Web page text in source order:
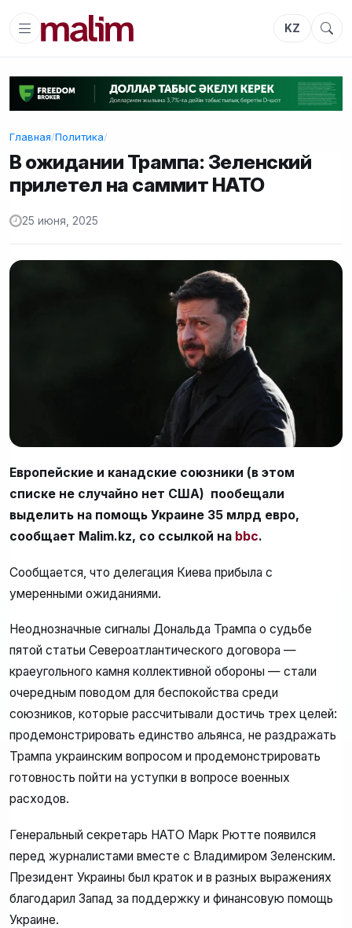
KZ
Главная/Политика/
В ожидании Трампа: Зеленский
прилетел на саммит НАТО
25 июня, 2025
Европейские и канадские союзники (в этом
списке не случайно нет США) пообещали
выделить на помощь Украине 35 млрд евро,
сообщает Malim.kz, со ссылкой на bbc.
Сообщается, что делегация Киева прибыла с
умеренными ожиданиями.
Неоднозначные сигналы Дональда Трампа о судьбе
пятой статьи Североатлантического договора —
краеугольного камня коллективной обороны — стали
очередным поводом для беспокойства среди
союзников, которые рассчитывали достичь трех целей:
продемонстрировать единство альянса, не раздражать
Трампа украинским вопросом и продемонстрировать
готовность пойти на уступки в вопросе военных
расходов.
Генеральный секретарь НАТО Марк Рютте появился
перед журналистами вместе с Владимиром Зеленским.
Президент Украины был краток и в разных выражениях
благодарил Запад за поддержку и финансовую помощь
Украине.